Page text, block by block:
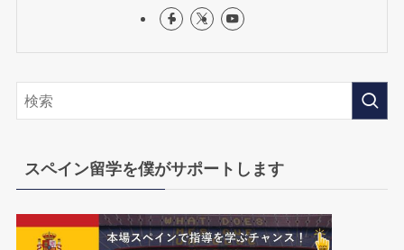
スペイン留学を僕がサポートします